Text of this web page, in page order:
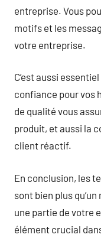
entreprise. Vous
motifs et les
votre entreprise.
C’est aussi
confiance pour vos
de qualité vous
produit, et aussi la
client réactif.
En conclusion, les
sont bien plus
une partie de votre
élément crucial